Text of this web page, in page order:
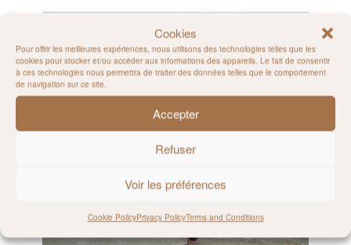
Cookies
Pour offrir les meilleures expériences, nous utilisons des technologies telles que les
cookies pour stocker et/ou accéder aux informations des appareils. Le fait de consentir
à ces technologies nous permettra de traiter des données telles que le comportement
de navigation sur ce site.
Accepter
Refuser
Voir les préférences
Cookie PolicyPrivacy PolicyTerms and Conditions